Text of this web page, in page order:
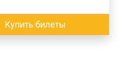
Купить билеты